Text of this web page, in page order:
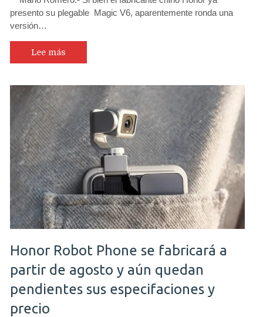
presento su plegable Magic V6, aparentemente ronda una
versión…
Lee más
Honor Robot Phone se fabricará a
partir de agosto y aún quedan
pendientes sus especifaciones y
precio